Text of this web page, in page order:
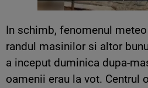
In schimb, fenomenul
randul masinilor si altor
a inceput duminica dupa-
oamenii erau la vot. Centrul